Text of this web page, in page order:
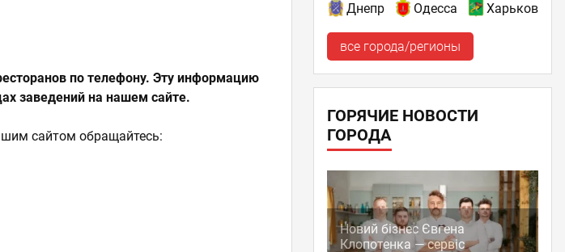
по телефону. Эту информацию
заведений на нашем сайте.
сайтом обращайтесь:
Днепр Одесса Харьков
все города/регионы
ГОРЯЧИЕ НОВОСТИ
ГОРОДА
Новий бізнес Євгена
Клопотенка — сервіс